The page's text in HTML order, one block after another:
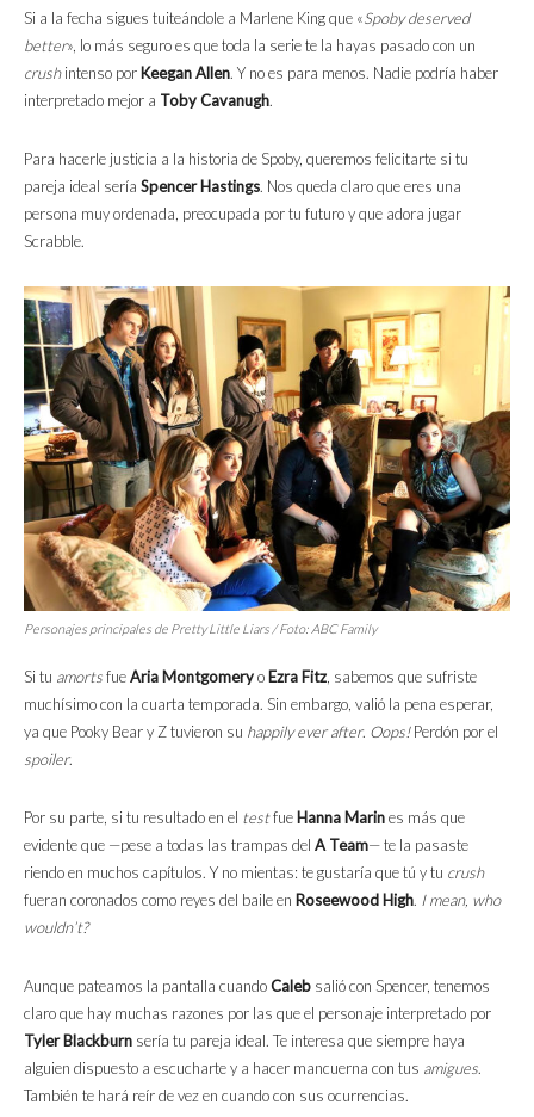
Si a la fecha sigues tuiteándole a Marlene King que «Spoby deserved
better», lo más seguro es que toda la serie te la hayas pasado con un
crushintenso por Keegan Allen. Y no es para menos. Nadie podría haber
interpretado mejor a Toby Cavanugh.
Para hacerle justicia a la historia de Spoby, queremos felicitarte si tu
pareja ideal sería Spencer Hastings. Nos queda claro que eres una
persona muy ordenada, preocupada por tu futuro y que adora jugar
Scrabble.
Personajes principales de Pretty Little Liars / Foto: ABC Family
Si tu amortsfueAria Montgomeryo Ezra Fitz , sabemos que sufriste
muchísimo con la cuarta temporada. Sin embargo, valió la pena esperar,
ya que Pooky Bear y Z tuvieron su happily ever after. Oops!Perdón por el
spoiler.
Por su parte, si tu resultado en el testfue Hanna Marines más que
evidente que —pese a todas las trampas del A Team— te la pasaste
riendo en muchos capítulos. Y no mientas: te gustaría que tú y tu crush
fueran coronados como reyes del baile en Roseewood High. I mean, who
wouldn’t?
Aunque pateamos la pantalla cuandoCaleb salió con Spencer, tenemos
claro que hay muchas razones por las que el personaje interpretado por
Tyler Blackburn sería tu pareja ideal. Te interesa que siempre haya
alguien dispuesto a escucharte y a hacer mancuerna con tus amigues.
También te hará reír de vez en cuando con sus ocurrencias.